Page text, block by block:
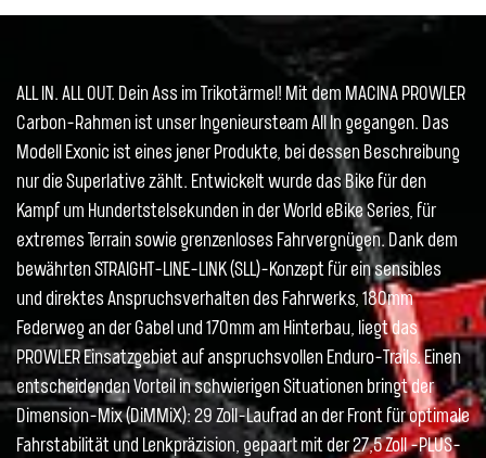
ALL IN. ALL OUT. Dein Ass im Trikotärmel! Mit dem MACINA PROWLER
Carbon-Rahmen ist unser Ingenieursteam All In gegangen. Das
Modell Exonic ist eines jener Produkte, bei dessen Beschreibung
nur die Superlative zählt. Entwickelt wurde das Bike für den
Kampf um Hundertstelsekunden in der World eBike Series, für
extremes Terrain sowie grenzenloses Fahrvergnügen. Dank dem
bewährten STRAIGHT-LINE-LINK (SLL)-Konzept für ein sensibles
und direktes Anspruchsverhalten des Fahrwerks, 180mm
Federweg an der Gabel und 170mm am Hinterbau, liegt das
PROWLER Einsatzgebiet auf anspruchsvollen Enduro-Trails. Einen
entscheidenden Vorteil in schwierigen Situationen bringt der
Dimension-Mix (DiMMiX): 29 Zoll-Laufrad an der Front für optimale
Fahrstabilität und Lenkpräzision, gepaart mit der 27,5 Zoll -PLUS-